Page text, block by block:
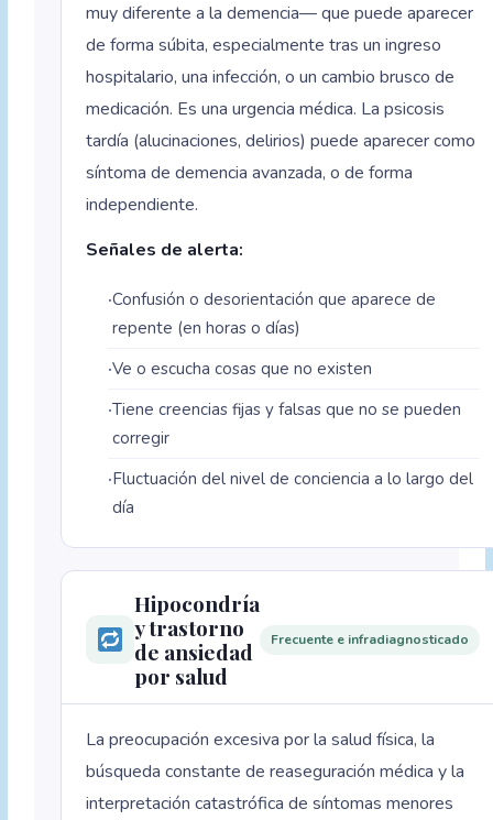
muy diferente a la demencia— que puede aparecer
de forma súbita, especialmente tras un ingreso
hospitalario, una infección, o un cambio brusco de
medicación. Es una urgencia médica. La psicosis
tardía (alucinaciones, delirios) puede aparecer como
síntoma de demencia avanzada, o de forma
independiente.
Señales de alerta:
Confusión o desorientación que aparece de
repente (en horas o días)
Ve o escucha cosas que no existen
Tiene creencias fijas y falsas que no se pueden
corregir
Fluctuación del nivel de conciencia a lo largo del
día
Hipocondría
y trastorno
de ansiedad
por salud
Frecuente e infradiagnosticado
La preocupación excesiva por la salud física, la
búsqueda constante de reaseguración médica y la
interpretación catastrófica de síntomas menores